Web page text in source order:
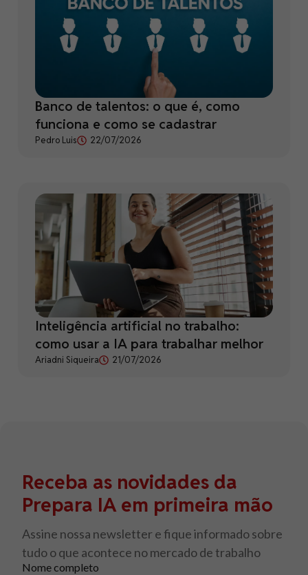
Banco de talentos: o que é, como
funciona e como se cadastrar
Pedro Luis 22/07/2026
Inteligência artificial no trabalho:
como usar a IA para trabalhar melhor
Ariadni Siqueira 21/07/2026
Receba as novidades da
Prepara IA em primeira mão
Assine nossa newsletter e fique informado sobre
tudo o que acontece no mercado de trabalho
Nome completo